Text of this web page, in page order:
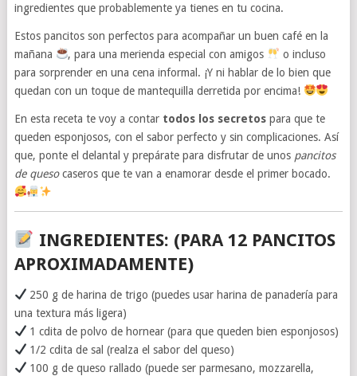
ingredientes que probablemente ya tienes en tu cocina.
Estos pancitos son perfectos para acompañar un buen café en la
mañana
, para una merienda especial con amigos
o incluso
para sorprender en una cena informal. ¡Y ni hablar de lo bien que
quedan con un toque de mantequilla derretida por encima!
En esta receta te voy a contar todos los secretospara que te
queden esponjosos, con el sabor perfecto y sin complicaciones. Así
que, ponte el delantal y prepárate para disfrutar de unos pancitos
de quesocaseros que te van a enamorar desde el primer bocado.
INGREDIENTES: (PARA 12 PANCITOS
APROXIMADAMENTE)
250 g de harina de trigo (puedes usar harina de panadería para
una textura más ligera)
1 cdita de polvo de hornear (para que queden bien esponjosos)
1/2 cdita de sal (realza el sabor del queso)
100 g de queso rallado (puede ser parmesano, mozzarella,